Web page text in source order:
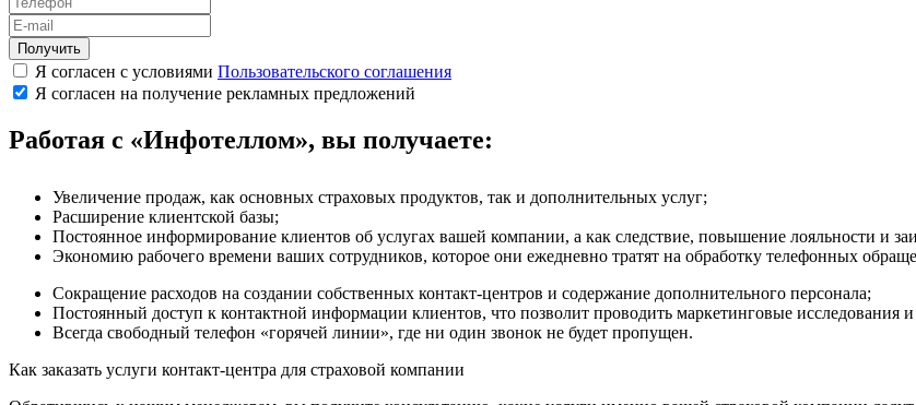
Получить
Я согласен с условиями Пользовательского соглашения
Я согласен на получение рекламных предложений
Работая с «Инфотеллом», вы получаете:
Увеличение продаж, как основных страховых продуктов, так и дополнительных услуг;
Расширение клиентской базы;
Постоянное информирование клиентов об услугах вашей компании, а как следствие, повышение лояльности и
Экономию рабочего времени ваших сотрудников, которое они ежедневно тратят на обработку телефонных
Сокращение расходов на создании собственных контакт-центров и содержание дополнительного персонала;
Постоянный доступ к контактной информации клиентов, что позволит проводить маркетинговые исследования
Всегда свободный телефон «горячей линии», где ни один звонок не будет пропущен.
Как заказать услуги контакт-центра для страховой компании